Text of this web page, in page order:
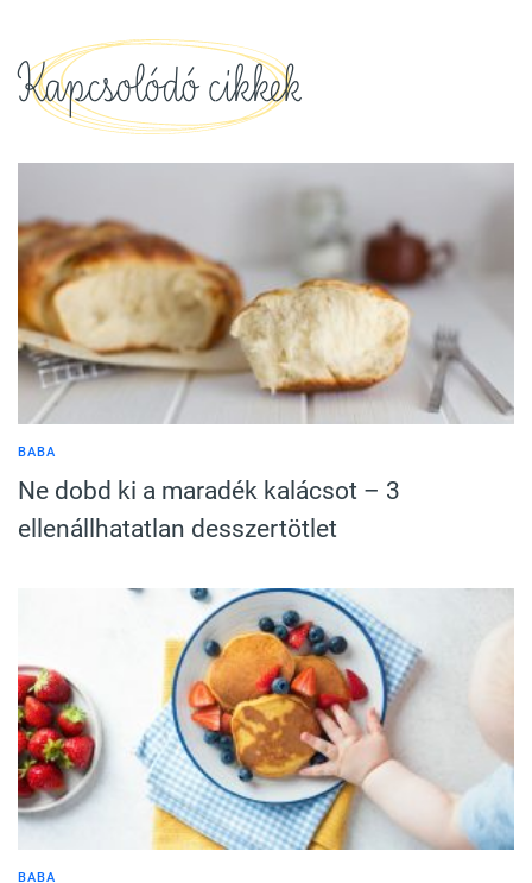
Kapcsolódó cikkek
BABA
Ne dobd ki a maradék kalácsot – 3
ellenállhatatlan desszertötlet
BABA